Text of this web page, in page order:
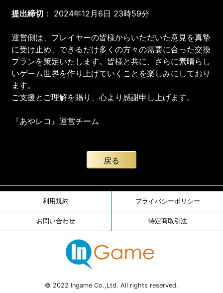
提出締切 ： 2024年12月6日 23時59分
運営側は、プレイヤーの皆様からいただいた意見を真摯
に受け止め、できるだけ多くの方々の需要に合った交換
プランを策定いたします。皆様と共に、さらに素晴らし
いゲーム世界を作り上げていくことを楽しみにしており
ます。
ご支援とご理解を賜り、心より感謝申し上げます。
『あやレコ』運営チーム
戻る
利用規約 プライバシーポリシー
お問い合わせ 特定商取引法
© 2022 Ingame Co.,Ltd. All rights reserved.